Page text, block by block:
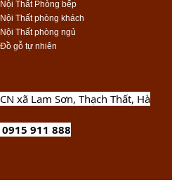
Nội Thất Phòng bếp
Nội Thất phòng khách
Nội Thất phòng ngủ
Đồ gỗ tự nhiên
xã Lam Sơn, Thạch Thất, Hà
911 888